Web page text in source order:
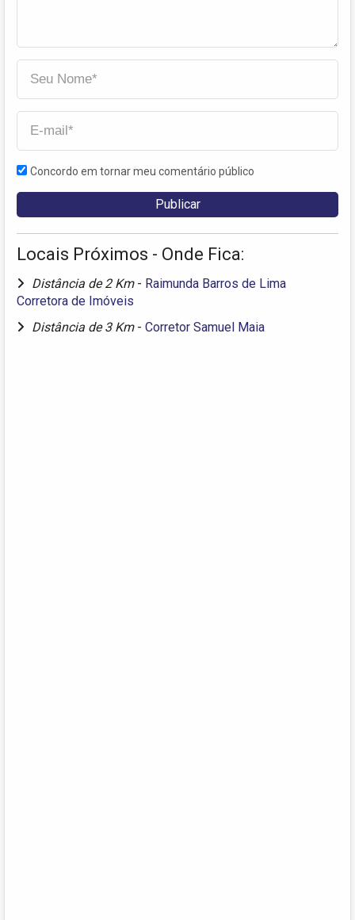
Concordo em tornar meu comentário público
Locais Próximos - Onde Fica:
Distância de 2 Km - Raimunda Barros de Lima
Corretora de Imóveis
Distância de 3 Km - Corretor Samuel Maia